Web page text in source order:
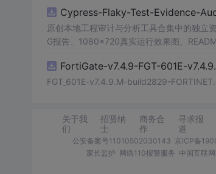
源码、Logo、官方截图、论文、生产日志或
Cypress-Flaky-Test-Evidence-
原创本地工程审计与分析工具合集中的独立
G报告、1080×720真实运行效果图、
源码、Logo、官方截图、论文、生产日志或
FortiGate-v7.4.9-FGT-601E-
FGT_601E-v7.4.9.M-build2829-
关于我
们
招贤纳
士
商务合
作
寻求报
道
公安备案号11010502030143 京ICP备
家长监护 网络110报警服务 中国互联